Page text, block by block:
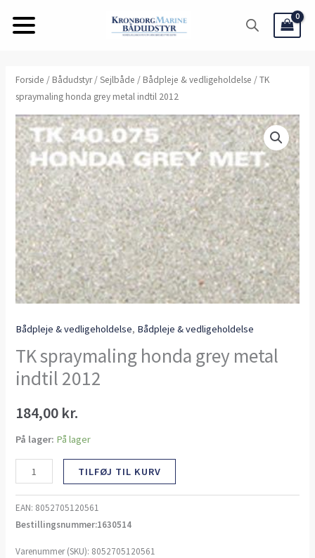
Forside / Bådudstyr/Sejlbåde / Bådpleje & vedligeholdelse / TK
spraymaling honda grey metal indtil 2012
Bådpleje & vedligeholdelse, Bådpleje & vedligeholdelse
TK spraymaling honda grey metal
indtil 2012
184,00 kr.
På lager: På lager
TK
spraymaling
honda
grey
metal
indtil
2012
antal
TILFØJ TIL KURV
EAN: 8052705120561
Bestillingsnummer:1630514
Varenummer (SKU): 8052705120561